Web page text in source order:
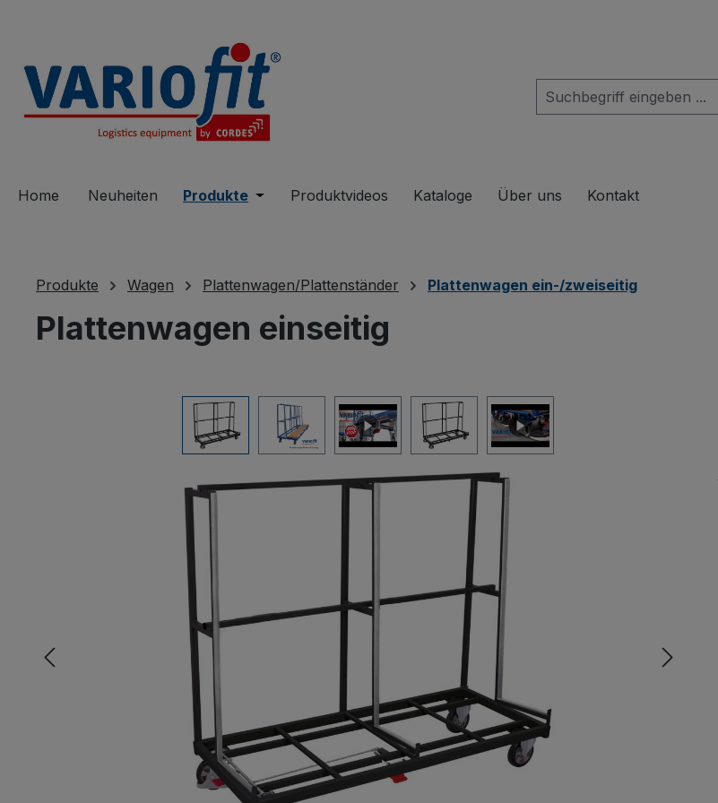
Home Neuheiten Produkte Öffne oder Schließe das Dropdown der Kategorie Produkte
Produktvideos Kataloge Über uns Kontakt
Produkte Wagen Plattenwagen/Plattenständer Plattenwagen ein-/zweiseitig
Plattenwagen einseitig
Bildergalerie überspringen